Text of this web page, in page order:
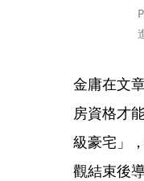
金庸在文
房資格才
級豪宅」
觀結束後